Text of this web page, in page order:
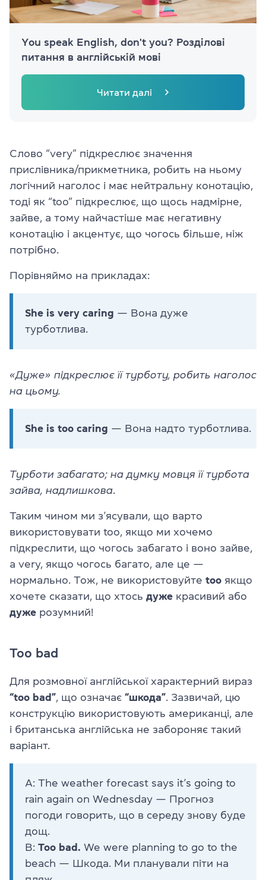
You speak English, don't you? Розділові
питання в англійській мові
Читати далі
Слово “very” підкреслює значення
прислівника/прикметника, робить на ньому
логічний наголос і має нейтральну конотацію,
тоді як “too” підкреслює, що щось надмірне,
зайве, а тому найчастіше має негативну
конотацію і акцентує, що чогось більше, ніж
потрібно.
Порівняймо на прикладах:
She is very caring — Вона дуже
турботлива.
«Дуже» підкреслює її турботу, робить наголос
на цьому.
She is too caring — Вона надто турботлива.
Турботи забагато; на думку мовця її турбота
зайва, надлишкова.
Таким чином ми з’ясували, що варто
використовувати too, якщо ми хочемо
підкреслити, що чогось забагато і воно зайве,
а very, якщо чогось багато, але це —
нормально. Тож, не використовуйте too якщо
хочете сказати, що хтось дуже красивий або
дуже розумний!
Too bad
Для розмовної англійської характерний вираз
“too bad”, що означає “шкода”. Зазвичай, цю
конструкцію використовують американці, але
і британська англійська не забороняє такий
варіант.
A: The weather forecast says it’s going to
rain again on Wednesday — Прогноз
погоди говорить, що в середу знову буде
дощ.
B: Too bad. We were planning to go to the
beach — Шкода. Ми планували піти на